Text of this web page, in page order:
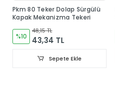
Pkm 80 Teker Dolap Sürgülü
Kapak Mekanizma Tekeri
%10
48,15 TL
43,34 TL
Sepete Ekle